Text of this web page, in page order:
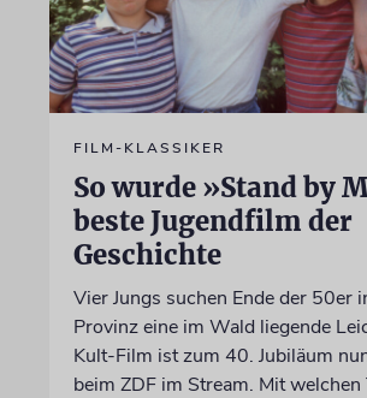
FILM-KLASSIKER
So wurde »Stand by
beste Jugendfilm der
Geschichte
Vier Jungs suchen Ende der 50er
Provinz eine im Wald liegende
Kult-Film ist zum 40. Jubiläum
beim ZDF im Stream. Mit welchen